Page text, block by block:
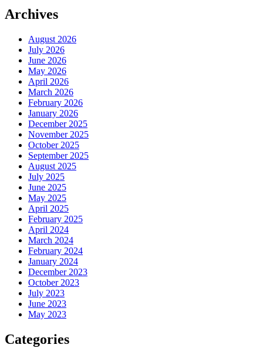
Archives
August 2026
July 2026
June 2026
May 2026
April 2026
March 2026
February 2026
January 2026
December 2025
November 2025
October 2025
September 2025
August 2025
July 2025
June 2025
May 2025
April 2025
February 2025
April 2024
March 2024
February 2024
January 2024
December 2023
October 2023
July 2023
June 2023
May 2023
Categories